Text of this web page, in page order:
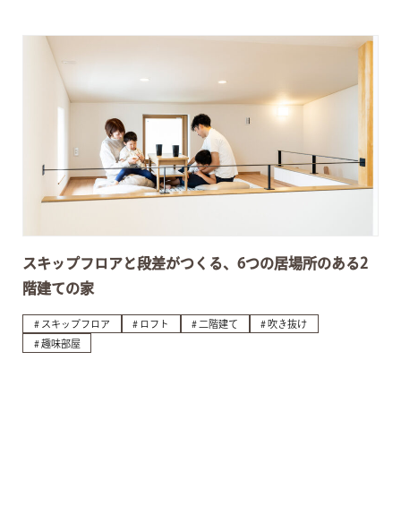
スキップフロアと段差がつくる、6つの居場所のある2
階建ての家
スキップフロア ロフト 二階建て
吹き抜け
趣味部屋